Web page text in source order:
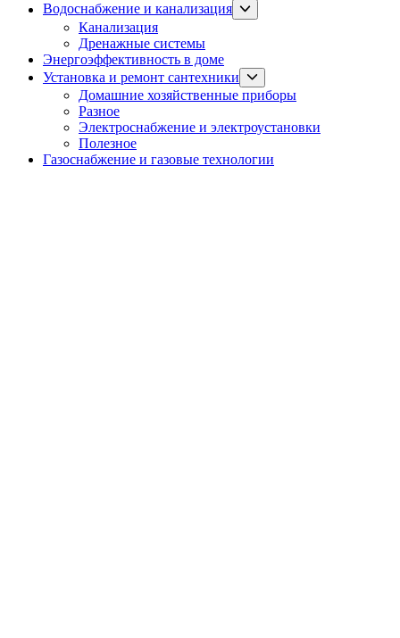
Водоснабжение и канализация
Show
sub
Канализация
Дренажные системы
Энергоэффективность в доме
Установка и ремонт сантехники
sub
menu
Домашние хозяйственные приборы
Разное
Электроснабжение и электроустановки
Полезное
Газоснабжение и газовые технологии